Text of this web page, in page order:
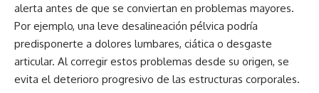
alerta antes de que se conviertan en problemas mayores.
Por ejemplo, una leve desalineación pélvica podría
predisponerte a dolores lumbares, ciática o desgaste
articular. Al corregir estos problemas desde su origen, se
evita el deterioro progresivo de las estructuras corporales.